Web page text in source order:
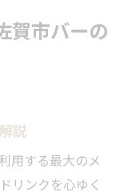
賀市バーの
説
用する最大のメ
リンクを心ゆく